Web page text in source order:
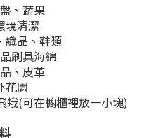
、蔬果
境清潔
織品、鞋類
刷具海綿
、皮革
花園
蛾(可在櫥櫃裡放一小塊)